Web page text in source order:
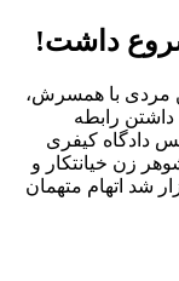
داشت!
مردی با همسرش،
رابطه
دادگاه کیفری
زن خیانتکار و
شد اتهام متهمان